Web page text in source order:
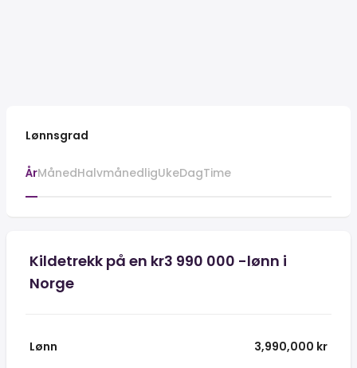
Lønnsgrad
ÅrMånedHalvmånedligUkeDagTime
Kildetrekk på en kr3 990 000 -lønn i
Norge
Lønn
3,990,000 kr